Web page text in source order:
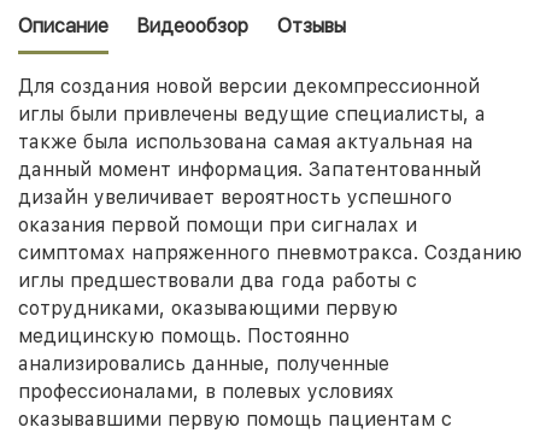
Описание Видеообзор Отзывы
Для создания новой версии декомпрессионной
иглы были привлечены ведущие специалисты, а
также была использована самая актуальная на
данный момент информация. Запатентованный
дизайн увеличивает вероятность успешного
оказания первой помощи при сигналах и
симптомах напряженного пневмотракса. Созданию
иглы предшествовали два года работы с
сотрудниками, оказывающими первую
медицинскую помощь. Постоянно
анализировались данные, полученные
профессионалами, в полевых условиях
оказывавшими первую помощь пациентам с